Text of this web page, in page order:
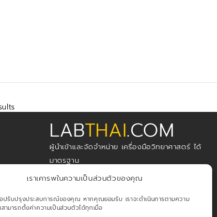
เราเคารพในความเป็นส่วนตัวของคุณ
อปรับปรุงประสบการณ์ของคุณ หากคุณยอมรับ เราจะดำเนินการตามความ
ามารถตั้งค่าความเป็นส่วนตัวได้ทุกเมื่อ
LABTHAI.COM
ผู้นำเข้าและจัดจำหน่าย เครื่องมือวิทยาศาสตร์ ได้
มาตรฐาน